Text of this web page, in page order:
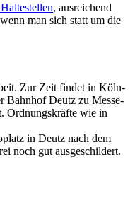
, ausreichend
man sich statt um die
Zur Zeit findet in Köln-
Bahnhof Deutz zu Messe-
Ordnungskräfte wie in
in Deutz nach dem
noch gut ausgeschildert.